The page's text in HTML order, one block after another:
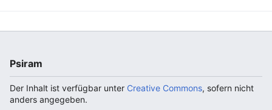
Psiram
Der Inhalt ist verfügbar unter Creative Commons, sofern nicht
anders angegeben.